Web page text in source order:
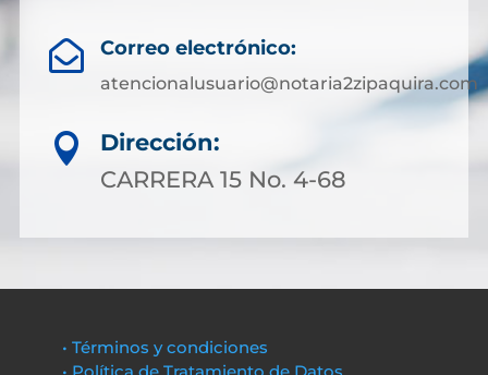
 Correo electrónico:
atencionalusuario@notaria2zipaquira.com

Dirección:
CARRERA 15 No. 4-68
• Términos y condiciones